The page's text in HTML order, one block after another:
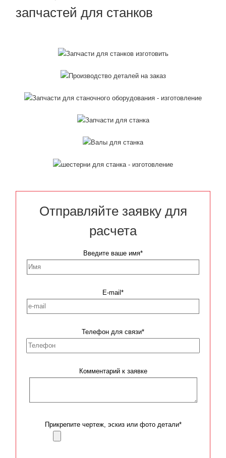
запчастей для станков
Отправляйте заявку для
расчета
Введите ваше имя*
E-mail*
Телефон для связи*
Комментарий к заявке
Прикрепите чертеж, эскиз или фото детали*